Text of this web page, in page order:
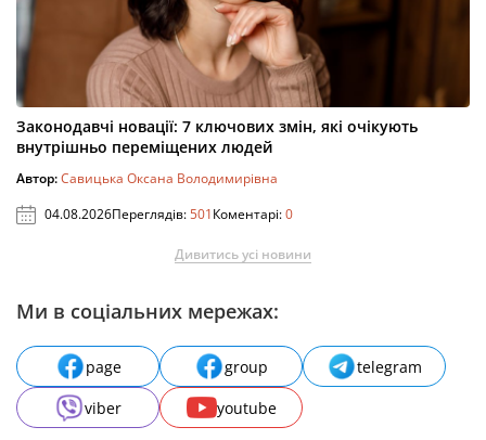
Законодавчі новації: 7 ключових змін, які очікують
внутрішньо переміщених людей
Автор:Савицька Оксана Володимирівна
04.08.2026Переглядів:501Коментарі:0
Дивитись усі новини
Ми в соціальних мережах:
page group
telegram
viber
youtube